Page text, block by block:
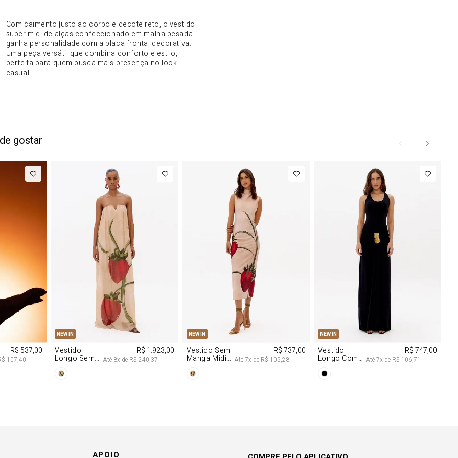
Com caimento justo ao corpo e decote reto, o vestido
super midi de alças confeccionado em malha pesada
ganha personalidade com a placa frontal decorativa.
Uma peça versátil que combina conforto e estilo,
perfeita para quem busca mais presença no look
casual.
gostar
R$ 537,00
107,40
NEW IN
G
Vestido
Longo Sem
Chiffon
R$ 1.923,00
Até 8x de R$ 240,37
NEW IN
PP M
Vestido Sem
Manga Midi
Morango
R$ 737,00
Até7x de R$ 105,28
NEW IN
PP M
Vestido
Longo Com
Na Frente
R$ 747,00
Até7x de R$ 106,71
APOIO